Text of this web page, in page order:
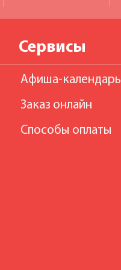
Сервисы
Афиша-календарь
Заказ онлайн
Способы оплаты